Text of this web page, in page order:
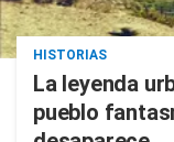
HISTORIAS
La leyenda
pueblo